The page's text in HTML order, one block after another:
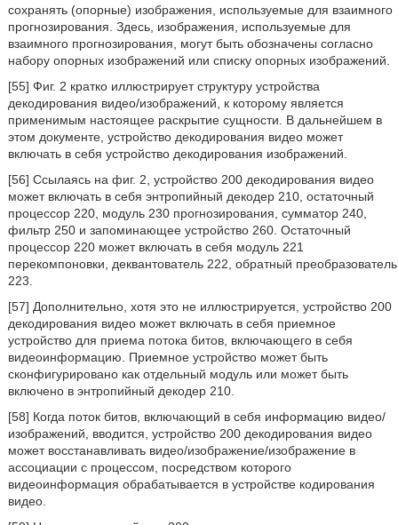
сохранять (опорные) изображения, используемые для взаимного
прогнозирования. Здесь, изображения, используемые для
взаимного прогнозирования, могут быть обозначены согласно
набору опорных изображений или списку опорных изображений.
[55] Фиг. 2 кратко иллюстрирует структуру устройства
декодирования видео/изображений, к которому является
применимым настоящее раскрытие сущности. В дальнейшем в
этом документе, устройство декодирования видео может
включать в себя устройство декодирования изображений.
[56] Ссылаясь на фиг. 2, устройство 200 декодирования видео
может включать в себя энтропийный декодер 210, остаточный
процессор 220, модуль 230 прогнозирования, сумматор 240,
фильтр 250 и запоминающее устройство 260. Остаточный
процессор 220 может включать в себя модуль 221
перекомпоновки, деквантователь 222, обратный преобразователь
223.
[57] Дополнительно, хотя это не иллюстрируется, устройство 200
декодирования видео может включать в себя приемное
устройство для приема потока битов, включающего в себя
видеоинформацию. Приемное устройство может быть
сконфигурировано как отдельный модуль или может быть
включено в энтропийный декодер 210.
[58] Когда поток битов, включающий в себя информацию видео/
изображений, вводится, устройство 200 декодирования видео
может восстанавливать видео/изображение/изображение в
ассоциации с процессом, посредством которого
видеоинформация обрабатывается в устройстве кодирования
видео.